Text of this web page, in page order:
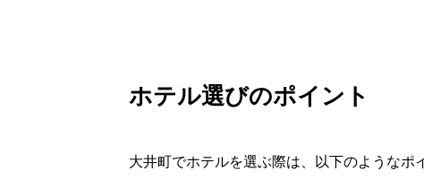
ホテル選びのポイント
大井町でホテルを選ぶ際は、以下のようなポ